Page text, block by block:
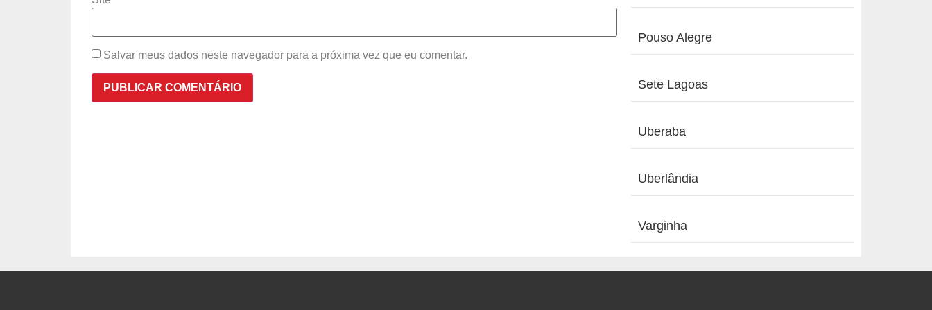
Salvar meus dados neste navegador para a próxima vez que eu comentar.
Pouso Alegre
Sete Lagoas
Uberaba
Uberlândia
Varginha